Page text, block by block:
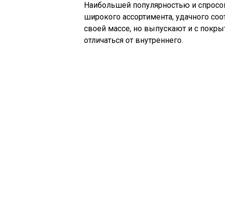
Наибольшей популярностью и
широкого ассортимента, удачного
своей массе, но выпускают и с
отличаться от внутреннего.